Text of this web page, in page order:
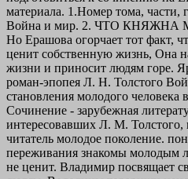
материала. 1.Номер тома, части,
Война и мир. 2. ЧТО
Но Ерашова огорчает тот факт,
ценит собственную жизнь, Она
жизни и приносит людям горе.
роман-эпопея Л. Н. Толстого
становления молодого
Сочинение - зарубежная
интересовавших Л. М. Толстого,
читатель молодое поколение.
переживания знакомы молодым
не ценит. Владимир посвящает